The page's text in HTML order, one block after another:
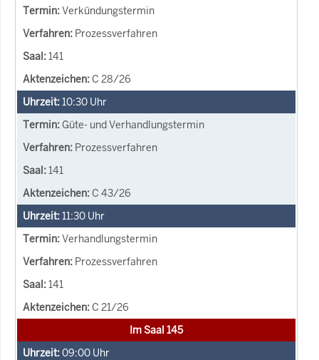
Verkündungstermin
Prozessverfahren
141
C 28/26
10:30 Uhr
Güte- und Verhandlungstermin
Prozessverfahren
141
C 43/26
11:30 Uhr
Verhandlungstermin
Prozessverfahren
141
C 21/26
Im Saal 145
09:00 Uhr